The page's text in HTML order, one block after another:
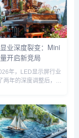
中小厂商的生存空间被
，而头部企业则通过规
技术壁垒进一步巩固地
轮洗牌并非简单的市场
是产业从粗放式扩张转
运营的必然阵痛。<br
/>推动此轮洗牌的深
业深度裂变：Mini
开启新竞局
年，LED显示屏行业
两年的深度调整后，呈
商业地产的裸眼3D大
动增长的三驾马车。尤
夜游和赛事经济带动
距及微间距产品的出货